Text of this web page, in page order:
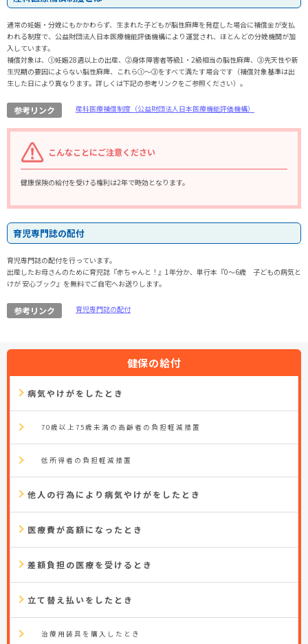
通常の妊娠・分娩にもかかわらず、生まれた子どもが脳性麻痺を発症した場合に補償金が支払
われる制度で、公益財団法人日本医療機能評価機構により運営され、ほとんどの分娩機関が加
入しています。
補償対象は、①妊娠28週以上の出産、②身体障害者等級1・2級相当の脳性麻痺、③先天性や新
生児期の要因によらない脳性麻痺、これら①～③をすべて満たす場合です（補償対象基準は出
生した日により異なります。詳しくは下記の参考リンクをご参照ください）。
参考リンク 産科医療補償制度（公益財団法人日本医療機能評価機構）
こんなことにご注意ください
健康保険の給付を受ける権利は2年で時効となります。
育児専門誌の配付
育児専門誌の配付を行っています。
出産したお母さんのために育児誌『赤ちゃんと！』1年分か、単行本『0～6歳 子どもの病気と
けが 安心ブック』を無料でご自宅へお送りします。
参考リンク 育児専門誌の配付
健保の給付
病気やけがをしたとき
70歳以上75歳未満の高齢者の負担軽減措置
低所得者の負担軽減措置
他人の行為により病気やけがをしたとき
医療費が高額になったとき
差額負担の医療を受けるとき
立て替え払いをしたとき
治療用装具を購入したとき